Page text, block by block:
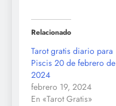
Relacionado
Tarot gratis diario para
Piscis 20 de febrero de
2024
febrero 19, 2024
En «Tarot Gratis»